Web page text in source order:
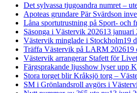
Det sylvassa tjugoandra numret –
Apoteas grundare Pär Svärdson
Låna sportutrustning på Sport- och
Säsonga i Västervik 202613 januari
Västervik minglade i Stockholm19
Träffa Västervik på LARM 202619
Västervik arrangerar Stafett för
Färgsprakande ljusshow lyser upp
Stora torget blir Kråksjö torg –
SM i Grönlandsroll avgörs i